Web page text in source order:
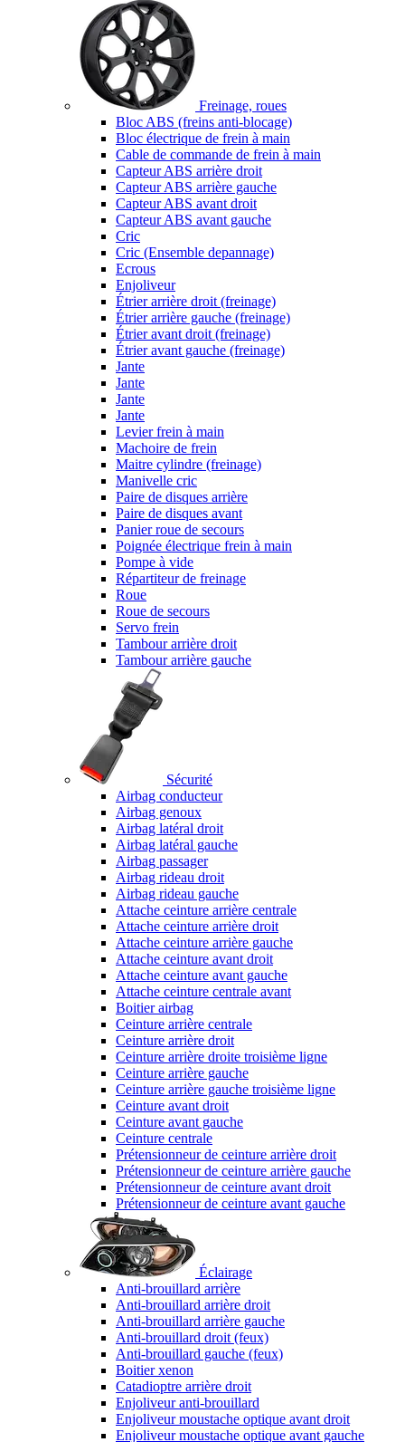
Freinage, roues
Bloc ABS (freins anti-blocage)
Bloc électrique de frein à main
Cable de commande de frein à main
Capteur ABS arrière droit
Capteur ABS arrière gauche
Capteur ABS avant droit
Capteur ABS avant gauche
Cric
Cric (Ensemble depannage)
Ecrous
Enjoliveur
Étrier arrière droit (freinage)
Étrier arrière gauche (freinage)
Étrier avant droit (freinage)
Étrier avant gauche (freinage)
Jante
Jante
Jante
Jante
Levier frein à main
Machoire de frein
Maitre cylindre (freinage)
Manivelle cric
Paire de disques arrière
Paire de disques avant
Panier roue de secours
Poignée électrique frein à main
Pompe à vide
Répartiteur de freinage
Roue
Roue de secours
Servo frein
Tambour arrière droit
Tambour arrière gauche
Sécurité
Airbag conducteur
Airbag genoux
Airbag latéral droit
Airbag latéral gauche
Airbag passager
Airbag rideau droit
Airbag rideau gauche
Attache ceinture arrière centrale
Attache ceinture arrière droit
Attache ceinture arrière gauche
Attache ceinture avant droit
Attache ceinture avant gauche
Attache ceinture centrale avant
Boitier airbag
Ceinture arrière centrale
Ceinture arrière droit
Ceinture arrière droite troisième ligne
Ceinture arrière gauche
Ceinture arrière gauche troisième ligne
Ceinture avant droit
Ceinture avant gauche
Ceinture centrale
Prétensionneur de ceinture arrière droit
Prétensionneur de ceinture arrière gauche
Prétensionneur de ceinture avant droit
Prétensionneur de ceinture avant gauche
Éclairage
Anti-brouillard arrière
Anti-brouillard arrière droit
Anti-brouillard arrière gauche
Anti-brouillard droit (feux)
Anti-brouillard gauche (feux)
Boitier xenon
Catadioptre arrière droit
Enjoliveur anti-brouillard
Enjoliveur moustache optique avant droit
Enjoliveur moustache optique avant gauche